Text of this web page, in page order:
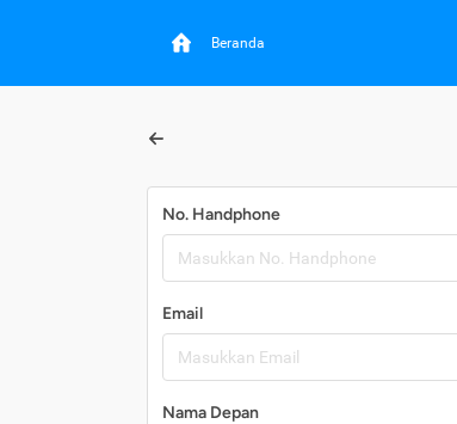
Beranda
No. Handphone
Email
Nama Depan